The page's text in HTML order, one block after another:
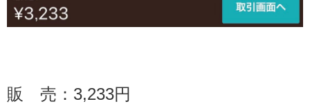
販 売： 3,233円